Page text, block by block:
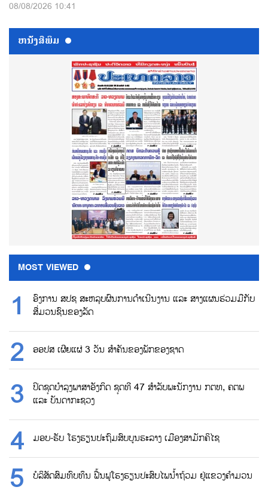
08/08/2026 10:41
ຫນ້ັງສືພິມ
MOST VIEWED
ອົງການ ສປຊ ສະຫລຸບຜົນການດຳເນີນງານ ແລະ ສາງແຜນຮ່ວມມືກັບ
ສື່ມວນຊົນຂອງລັດ
ອອປສ ເຜີຍແຜ່ 3 ວັນ ສຳຄັນຂອງພັກຂອງຊາດ
ປິດຊຸດບຳລຸງພາສາອັງກິດ ຊຸດທີ 47 ສຳລັບພະນັກງານ ກຕທ, ຄຕພ
ແລະ ບັນດາກະຊວງ
ມອບ-ຮັບ ໂຮງຮຽນປະຖົມສົບບູນຮະລາງ ເມືອງສາມັກຄິໄຊ
ບໍລິສັດສົມທົບທຶນ ຟື້ນຟູໂຮງຮຽນປະສົບໄພນ້ຳຖ້ວມ ຢູ່ແຂວງຄຳມວນ